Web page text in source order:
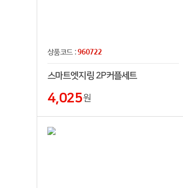
상품코드 :960722
스마트엣지링 2P커플세트
4,025원